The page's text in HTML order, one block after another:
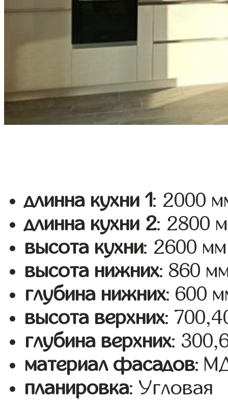
длинна кухни 1: 2000
длинна кухни 2: 2800
высота кухни: 2600 мм
высота нижних: 860
глубина нижних: 600
высота верхних:
глубина верхних:
материал фасадов:
планировка: Угловая